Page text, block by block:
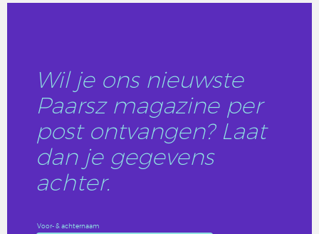
Wil je ons nieuwste
Paarsz magazine per
post ontvangen? Laat
dan je gegevens
achter.
Voor- & achternaam